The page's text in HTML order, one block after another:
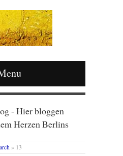
- Hier bloggen
Herzen Berlins
» 13